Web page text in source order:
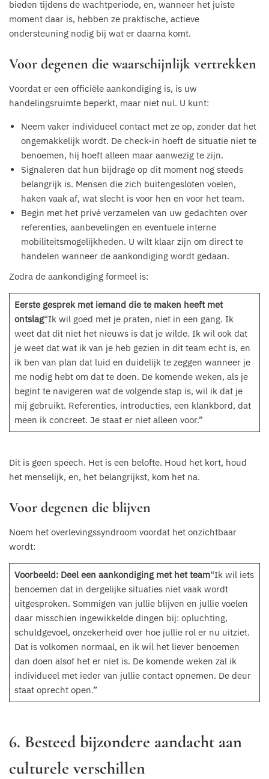
bieden tijdens de wachtperiode, en, wanneer het juiste
moment daar is, hebben ze praktische, actieve
ondersteuning nodig bij wat er daarna komt.
Voor degenen die waarschijnlijk vertrekken
Voordat er een officiële aankondiging is, is uw
handelingsruimte beperkt, maar niet nul. U kunt:
Neem vaker individueel contact met ze op, zonder dat het
ongemakkelijk wordt. De check-in hoeft de situatie niet te
benoemen, hij hoeft alleen maar aanwezig te zijn.
Signaleren dat hun bijdrage op dit moment nog steeds
belangrijk is. Mensen die zich buitengesloten voelen,
haken vaak af, wat slecht is voor hen en voor het team.
Begin met het privé verzamelen van uw gedachten over
referenties, aanbevelingen en eventuele interne
mobiliteitsmogelijkheden. U wilt klaar zijn om direct te
handelen wanneer de aankondiging wordt gedaan.
Zodra de aankondiging formeel is:
Eerste gesprek met iemand die te maken heeft met
ontslag“Ik wil goed met je praten, niet in een gang. Ik
weet dat dit niet het nieuws is dat je wilde. Ik wil ook dat
je weet dat wat ik van je heb gezien in dit team echt is, en
ik ben van plan dat luid en duidelijk te zeggen wanneer je
me nodig hebt om dat te doen. De komende weken, als je
begint te navigeren wat de volgende stap is, wil ik dat je
mij gebruikt. Referenties, introducties, een klankbord, dat
meen ik concreet. Je staat er niet alleen voor.”
Dit is geen speech. Het is een belofte. Houd het kort, houd
het menselijk, en, het belangrijkst, kom het na.
Voor degenen die blijven
Noem het overlevingssyndroom voordat het onzichtbaar
wordt:
Voorbeeld: Deel een aankondiging met het team“Ik wil iets
benoemen dat in dergelijke situaties niet vaak wordt
uitgesproken. Sommigen van jullie blijven en jullie voelen
daar misschien ingewikkelde dingen bij: opluchting,
schuldgevoel, onzekerheid over hoe jullie rol er nu uitziet.
Dat is volkomen normaal, en ik wil het liever benoemen
dan doen alsof het er niet is. De komende weken zal ik
individueel met ieder van jullie contact opnemen. De deur
staat oprecht open.”
6. Besteed bijzondere aandacht aan
culturele verschillen